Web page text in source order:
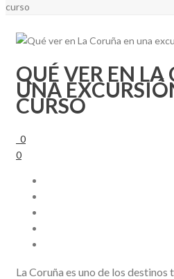
curso
QUÉ VER EN LA
UNA
CURSO
0
0
La Coruña es uno de los